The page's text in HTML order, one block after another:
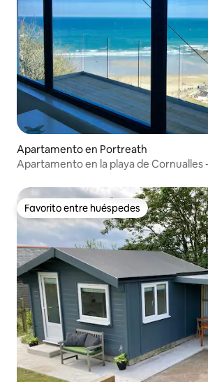
Apartamento en Portreath
Apartamento en la playa de Cornualles
Favorito entre huéspedes
Favorito entre huéspedes